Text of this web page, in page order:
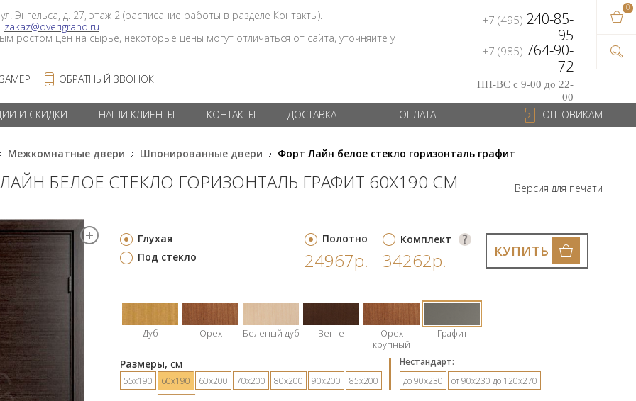
Энгельса, д. 27, этаж 2 (расписание работы в разделе Контакты).
zakaz@dverigrand.ru
ростом цен на сырье, некоторые цены могут отличаться от сайта, уточняйте у
ОБРАТНЫЙ ЗВОНОК
+7 (495) 240-85-
95
+7 (985) 764-90-
72
ПН-ВС с 9-00 до 22-
00
И СКИДКИ НАШИ КЛИЕНТЫ КОНТАКТЫ ДОСТАВКА ОПЛАТА ОПТОВИКАМ
Межкомнатные двери Шпонированные двери Форт Лайн белое стекло горизонталь графит
Версия для печати
БЕЛОЕ СТЕКЛО ГОРИЗОНТАЛЬ ГРАФИТ 60Х190 СМ
Глухая
Под стекло
КУПИТЬ
Полотно
24967р.
Комплект
34262р.
Дуб Орех Беленый дуб Венге
Орех
крупный
Графит
Размеры, см
55х190 60х190 60х200 70х200 80х200 90х200 85х200
Hестандарт:
до 90х230
от 90х230 до 120х270
0
В
на